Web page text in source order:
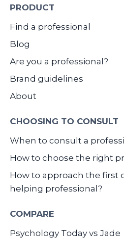
PRODUCT
Find a professional
Blog
Are you a professional?
Brand guidelines
About
CHOOSING TO CONSULT
When to consult a
How to choose the right
How to approach the first
helping professional?
COMPARE
Psychology Today vs Jade